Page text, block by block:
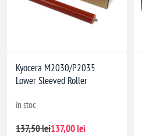
Kyocera M2030/P2035
Lower Sleeved Roller
în stoc
137,50 lei137,00 lei